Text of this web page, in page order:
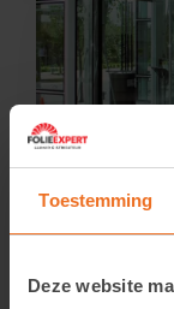
Toestemming
Deze website
LLumar